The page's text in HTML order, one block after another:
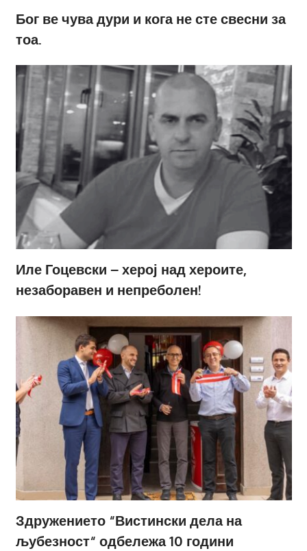
Бог ве чува дури и кога не сте свесни за
тоа.
Иле Гоцевски – херој над хероите,
незаборавен и непреболен!
Здружението “Вистински дела на
љубезност“ одбележа 10 години